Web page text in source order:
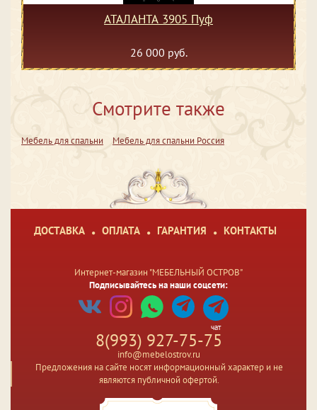
АТАЛАНТА 3905 Пуф
26 000 руб.
Смотрите также
Мебель для спальни Мебель для спальни Россия
ДОСТАВКА ОПЛАТА ГАРАНТИЯ КОНТАКТЫ
Интернет-магазин "МЕБЕЛЬНЫЙ ОСТРОВ"
Подписывайтесь на наши соцсети:
чат
8(993) 927-75-75
info@mebelostrov.ru
Предложения на сайте носят информационный характер и не
являются публичной офертой.